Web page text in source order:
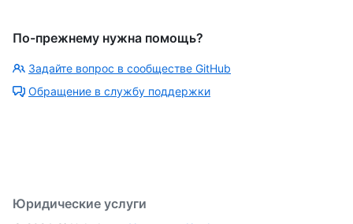
По-прежнему нужна помощь?
Задайте вопрос в сообществе GitHub
Обращение в службу поддержки
Юридические услуги